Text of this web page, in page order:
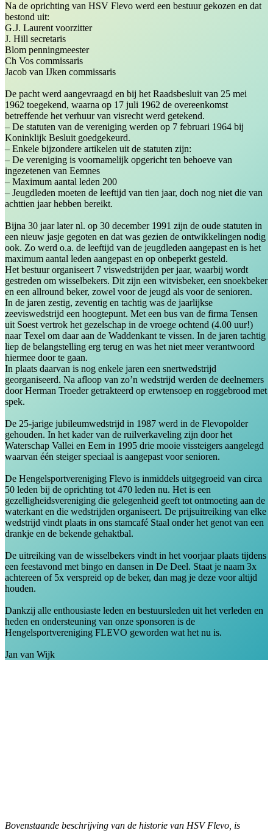
Na de oprichting van HSV Flevo werd een bestuur gekozen en dat
bestond uit:
G.J. Laurent voorzitter
J. Hill secretaris
Blom penningmeester
Ch Vos commissaris
Jacob van IJken commissaris
De pacht werd aangevraagd en bij het Raadsbesluit van 25 mei
1962 toegekend, waarna op 17 juli 1962 de overeenkomst
betreffende het verhuur van visrecht werd getekend.
– De statuten van de vereniging werden op 7 februari 1964 bij
Koninklijk Besluit goedgekeurd.
– Enkele bijzondere artikelen uit de statuten zijn:
– De vereniging is voornamelijk opgericht ten behoeve van
ingezetenen van Eemnes
– Maximum aantal leden 200
– Jeugdleden moeten de leeftijd van tien jaar, doch nog niet die van
achttien jaar hebben bereikt.
Bijna 30 jaar later nl. op 30 december 1991 zijn de oude statuten in
een nieuw jasje gegoten en dat was gezien de ontwikkelingen nodig
ook. Zo werd o.a. de leeftijd van de jeugdleden aangepast en is het
maximum aantal leden aangepast en op onbeperkt gesteld.
Het bestuur organiseert 7 viswedstrijden per jaar, waarbij wordt
gestreden om wisselbekers. Dit zijn een witvisbeker, een snoekbeker
en een allround beker, zowel voor de jeugd als voor de senioren.
In de jaren zestig, zeventig en tachtig was de jaarlijkse
zeeviswedstrijd een hoogtepunt. Met een bus van de firma Tensen
uit Soest vertrok het gezelschap in de vroege ochtend (4.00 uur!)
naar Texel om daar aan de Waddenkant te vissen. In de jaren tachtig
liep de belangstelling erg terug en was het niet meer verantwoord
hiermee door te gaan.
In plaats daarvan is nog enkele jaren een snertwedstrijd
georganiseerd. Na afloop van zo’n wedstrijd werden de deelnemers
door Herman Troeder getrakteerd op erwtensoep en roggebrood met
spek.
De 25-jarige jubileumwedstrijd in 1987 werd in de Flevopolder
gehouden. In het kader van de ruilverkaveling zijn door het
Waterschap Vallei en Eem in 1995 drie mooie vissteigers aangelegd
waarvan één steiger speciaal is aangepast voor senioren.
De Hengelsportvereniging Flevo is inmiddels uitgegroeid van circa
50 leden bij de oprichting tot 470 leden nu. Het is een
gezelligheidsvereniging die gelegenheid geeft tot ontmoeting aan de
waterkant en die wedstrijden organiseert. De prijsuitreiking van elke
wedstrijd vindt plaats in ons stamcafé Staal onder het genot van een
drankje en de bekende gehaktbal.
De uitreiking van de wisselbekers vindt in het voorjaar plaats tijdens
een feestavond met bingo en dansen in De Deel. Staat je naam 3x
achtereen of 5x verspreid op de beker, dan mag je deze voor altijd
houden.
Dankzij alle enthousiaste leden en bestuursleden uit het verleden en
heden en ondersteuning van onze sponsoren is de
Hengelsportvereniging FLEVO geworden wat het nu is.
Jan van Wijk
Bovenstaande beschrijving van de historie van HSV Flevo, is